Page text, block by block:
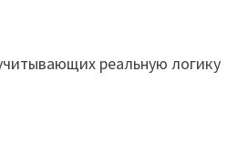
реальную логику